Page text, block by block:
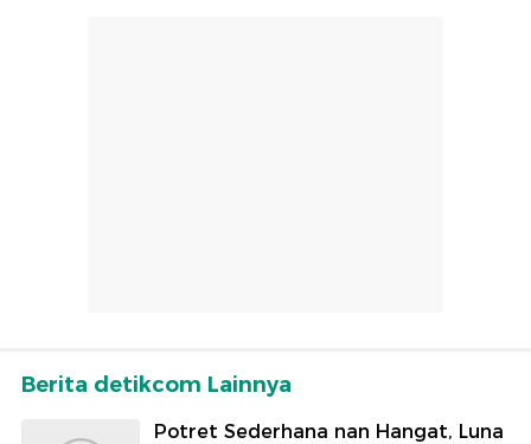
Berita detikcom Lainnya
Potret Sederhana nan Hangat, Luna